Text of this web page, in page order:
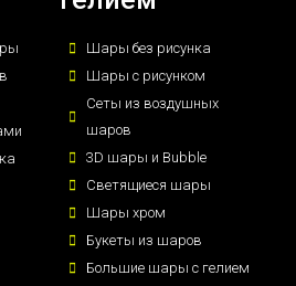
Шары без рисунка
Шары с рисунком
Сеты из воздушных
шаров
3D шары и Bubble
Светящиеся шары
Шары хром
Букеты из шаров
Большие шары с гелием